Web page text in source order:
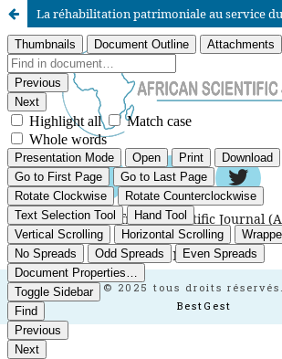
African Scientific Journal
ISSN : 2658-9311
African SJ © 2025 tous droits
BestGest